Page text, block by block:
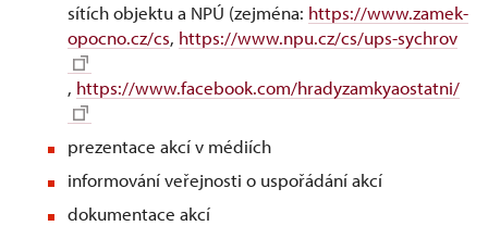
sítích objektu a NPÚ (zejména: https://www.zamek-
opocno.cz/cs, https://www.npu.cz/cs/ups-sychrov
, https://www.facebook.com/hradyzamkyaostatni/
prezentace akcí v médiích
informování veřejnosti o uspořádání akcí
dokumentace akcí